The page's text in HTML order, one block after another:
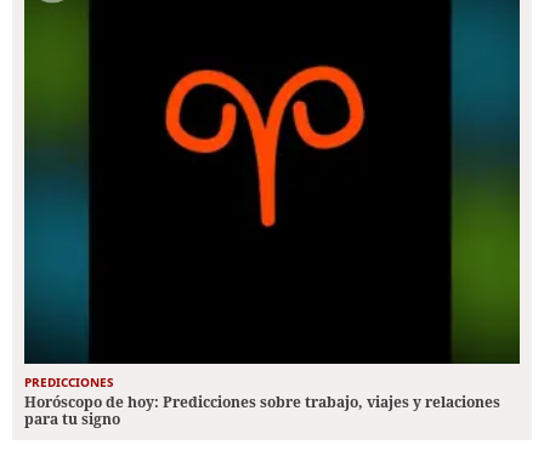
PREDICCIONES
Horóscopo de hoy: Predicciones sobre trabajo, viajes y relaciones
para tu signo